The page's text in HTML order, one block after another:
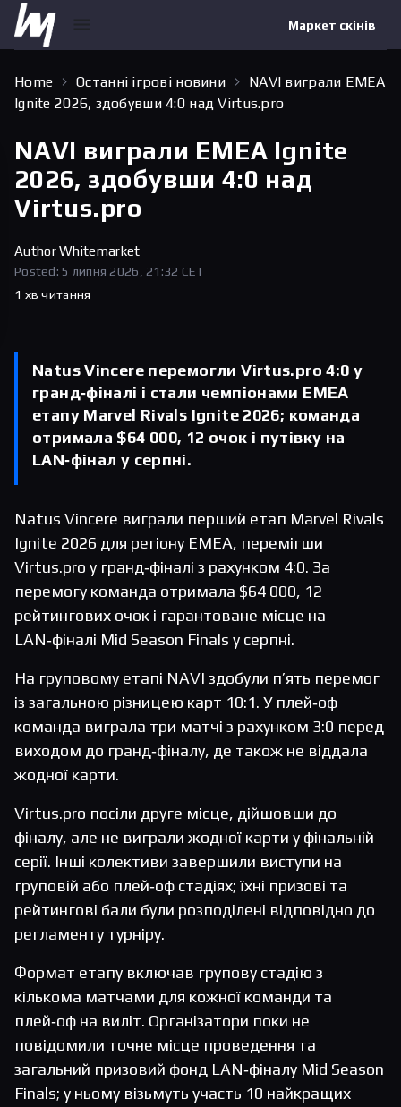
Маркет скінів
Home Останні ігрові новини
NAVI виграли EMEA
Ignite 2026, здобувши 4:0 над Virtus.pro
NAVI виграли EMEA Ignite
2026, здобувши 4:0 над
Virtus.pro
AuthorWhitemarket
Posted: 5 липня 2026, 21:32 CET
1 хв читання
Natus Vincere перемогли Virtus.pro 4:0 у
гранд‑фіналі і стали чемпіонами EMEA
етапу Marvel Rivals Ignite 2026; команда
отримала $64 000, 12 очок і путівку на
LAN‑фінал у серпні.
Natus Vincere виграли перший етап Marvel Rivals
Ignite 2026 для регіону EMEA, перемігши
Virtus.pro у гранд‑фіналі з рахунком 4:0. За
перемогу команда отримала $64 000, 12
рейтингових очок і гарантоване місце на
LAN‑фіналі Mid Season Finals у серпні.
На груповому етапі NAVI здобули п’ять перемог
із загальною різницею карт 10:1. У плей‑оф
команда виграла три матчі з рахунком 3:0 перед
виходом до гранд‑фіналу, де також не віддала
жодної карти.
Virtus.pro посіли друге місце, дійшовши до
фіналу, але не виграли жодної карти у фінальній
серії. Інші колективи завершили виступи на
груповій або плей‑оф стадіях; їхні призові та
рейтингові бали були розподілені відповідно до
регламенту турніру.
Формат етапу включав групову стадію з
кількома матчами для кожної команди та
плей‑оф на виліт. Організатори поки не
повідомили точне місце проведення та
загальний призовий фонд LAN‑фіналу Mid Season
Finals; у ньому візьмуть участь 10 найкращих